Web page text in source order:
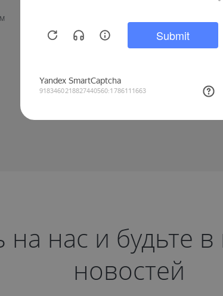
В этот день желаем вам оставаться такими же
сильными и целеустремленными, готовыми к любым
неба и уверенности в завтрашнем дне.
нас и будьте в
новостей